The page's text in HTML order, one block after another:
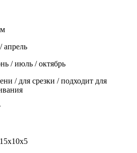
апрель
/ июль / октябрь
/ для срезки / подходит для
15x10x5